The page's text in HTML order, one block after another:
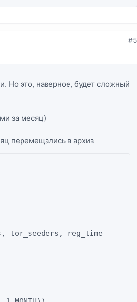
#5
Но это, наверное, будет сложный
за месяц)
перемещались в архив
tor_seeders, reg_time